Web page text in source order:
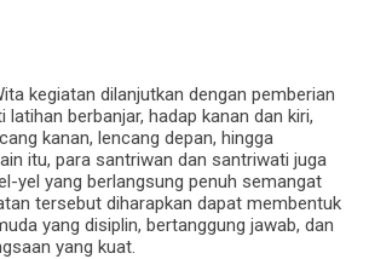
kegiatan dilanjutkan dengan pemberian
latihan berbanjar, hadap kanan dan kiri,
kanan, lencang depan, hingga
itu, para santriwan dan santriwati juga
yel yang berlangsung penuh semangat
tersebut diharapkan dapat membentuk
yang disiplin, bertanggung jawab, dan
yang kuat.